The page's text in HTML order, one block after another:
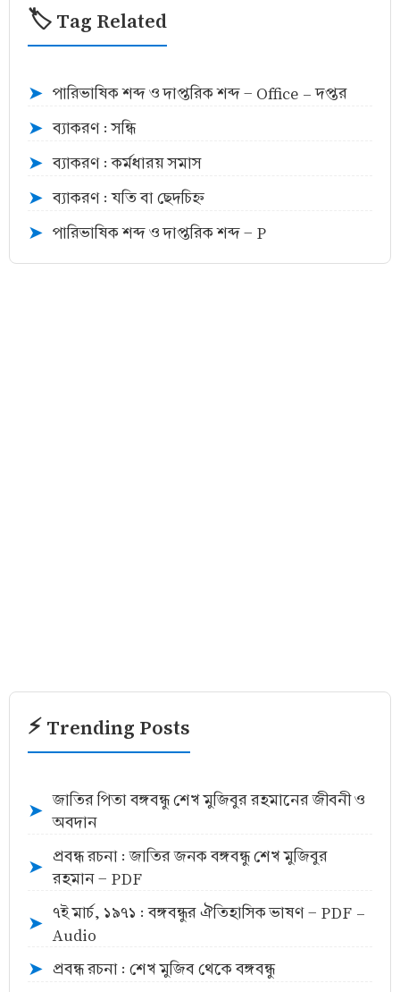
🏷️ Tag Related
➤ পারিভাষিক শব্দ ও দাপ্তরিক শব্দ - Office – দপ্তর
➤ ব্যাকরণ : সন্ধি
➤ ব্যাকরণ : কর্মধারয় সমাস
➤ ব্যাকরণ : যতি বা ছেদচিহ্ন
➤ পারিভাষিক শব্দ ও দাপ্তরিক শব্দ - P
⚡ Trending Posts
➤
জাতির পিতা বঙ্গবন্ধু শেখ মুজিবুর রহমানের জীবনী ও
অবদান
➤
প্রবন্ধ রচনা : জাতির জনক বঙ্গবন্ধু শেখ মুজিবুর
রহমান - PDF
➤
৭ই মার্চ, ১৯৭১ : বঙ্গবন্ধুর ঐতিহাসিক ভাষণ - PDF -
Audio
➤ প্রবন্ধ রচনা : শেখ মুজিব থেকে বঙ্গবন্ধু